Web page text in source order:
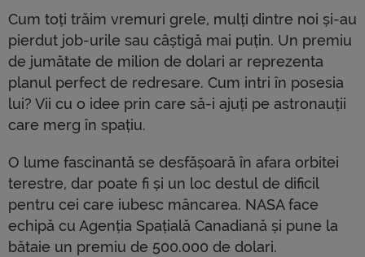
Cum toți trăim vremuri grele, mulți dintre noi și-au
pierdut job-urile sau câștigă mai puțin. Un premiu
de jumătate de milion de dolari ar reprezenta
planul perfect de redresare. Cum intri în posesia
lui? Vii cu o idee prin care să-i ajuți pe astronauții
care merg în spațiu.
O lume fascinantă se desfășoară în afara orbitei
terestre, dar poate fi și un loc destul de dificil
pentru cei care iubesc mâncarea. NASA face
echipă cu Agenția Spațială Canadiană și pune la
bătaie un premiu de 500.000 de dolari.